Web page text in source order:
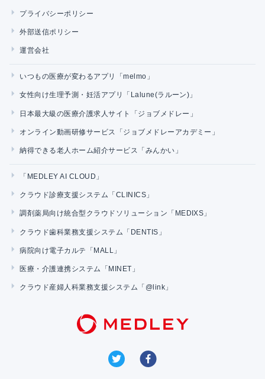
プライバシーポリシー
外部送信ポリシー
運営会社
いつもの医療が変わるアプリ「melmo」
女性向け生理予測・妊活アプリ「Lalune(ラルーン)」
日本最大級の医療介護求人サイト「ジョブメドレー」
オンライン動画研修サービス「ジョブメドレーアカデミー」
納得できる老人ホーム紹介サービス「みんかい」
「MEDLEY AI CLOUD」
クラウド診療支援システム「CLINICS」
調剤薬局向け統合型クラウドソリューション「MEDIXS」
クラウド歯科業務支援システム「DENTIS」
病院向け電子カルテ「MALL」
医療・介護連携システム「MINET」
クラウド産婦人科業務支援システム「@link」